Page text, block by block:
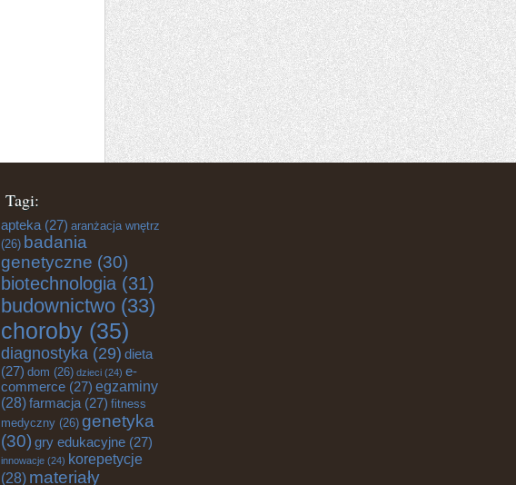
Tagi:
apteka (27) aranżacja wnętrz
(26) badania
genetyczne (30)
biotechnologia (31)
budownictwo (33)
choroby (35)
diagnostyka (29) dieta
(27) dom (26) dzieci (24) e-
commerce (27) egzaminy
(28)farmacja (27) fitness
medyczny (26) genetyka
(30) gry edukacyjne (27)
innowacje (24) korepetycje
(28) materiały